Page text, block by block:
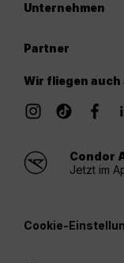
Unternehmen
Partner
Wir fliegen auch
Condor
Jetzt im
Cookie-